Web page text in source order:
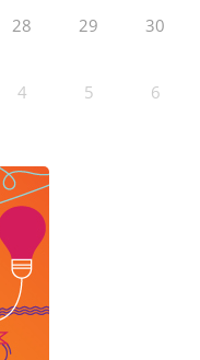
28 29 30
4 5 6